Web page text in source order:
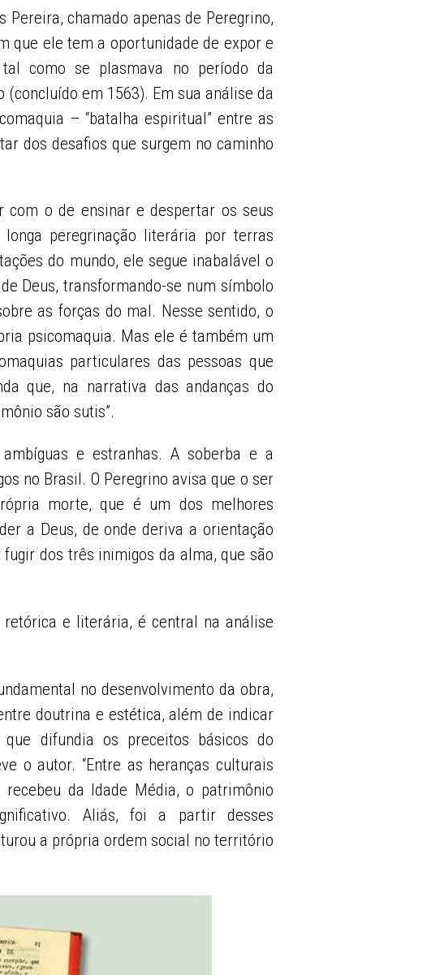
chamado apenas de Peregrino,
que ele tem a oportunidade de expor e
como se plasmava no período da
em 1563). Em sua análise da
– “batalha espiritual” entre as
dos desafios que surgem no caminho
com o de ensinar e despertar os seus
peregrinação literária por terras
do mundo, ele segue inabalável o
Deus, transformando-se num símbolo
as forças do mal. Nesse sentido, o
psicomaquia. Mas ele é também um
particulares das pessoas que
que, na narrativa das andanças do
são sutis”.
e estranhas. A soberba e a
no Brasil. O Peregrino avisa que o ser
morte, que é um dos melhores
a Deus, de onde deriva a orientação
dos três inimigos da alma, que são
e literária, é central na análise
no desenvolvimento da obra,
doutrina e estética, além de indicar
difundia os preceitos básicos do
o autor. “Entre as heranças culturais
da Idade Média, o patrimônio
Aliás, foi a partir desses
a própria ordem social no território